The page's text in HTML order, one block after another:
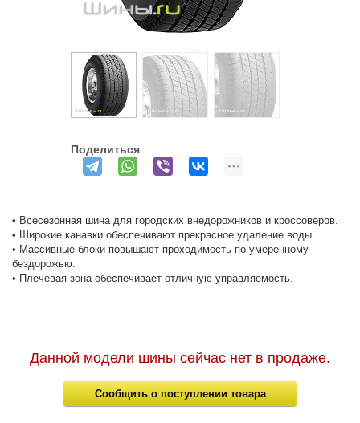
Поделиться
• Всесезонная шина для городских внедорожников и кроссоверов.
• Широкие канавки обеспечивают прекрасное удаление воды.
• Массивные блоки повышают проходимость по умеренному
бездорожью.
• Плечевая зона обеспечивает отличную управляемость.
Данной модели шины сейчас нет в продаже.
Сообщить о поступлении товара